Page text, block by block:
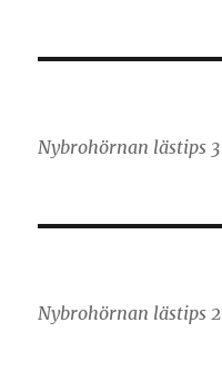
Nybrohörnan lästips 3
Nybrohörnan lästips 2